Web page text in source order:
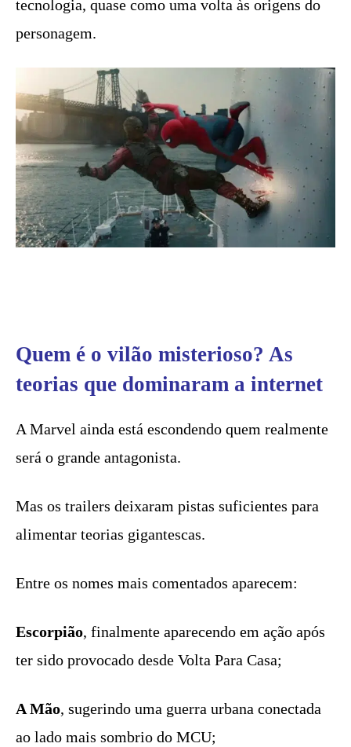
tecnologia, quase como uma volta às origens do
personagem.
Quem é o vilão misterioso? As
teorias que dominaram a internet
A Marvel ainda está escondendo quem realmente
será o grande antagonista.
Mas os trailers deixaram pistas suficientes para
alimentar teorias gigantescas.
Entre os nomes mais comentados aparecem:
Escorpião, finalmente aparecendo em ação após
ter sido provocado desde Volta Para Casa;
A Mão, sugerindo uma guerra urbana conectada
ao lado mais sombrio do MCU;